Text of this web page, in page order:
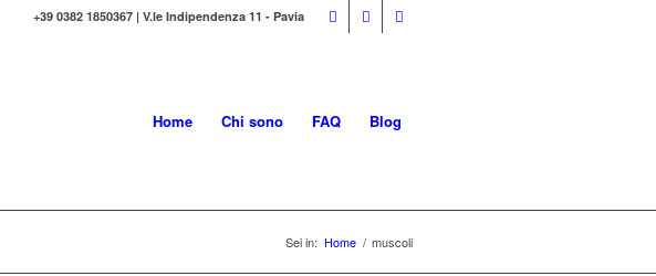
+39 0382 1850367 | V.le Indipendenza 11 - Pavia
Home Chi sono FAQ Blog
Sei in: Home / muscoli